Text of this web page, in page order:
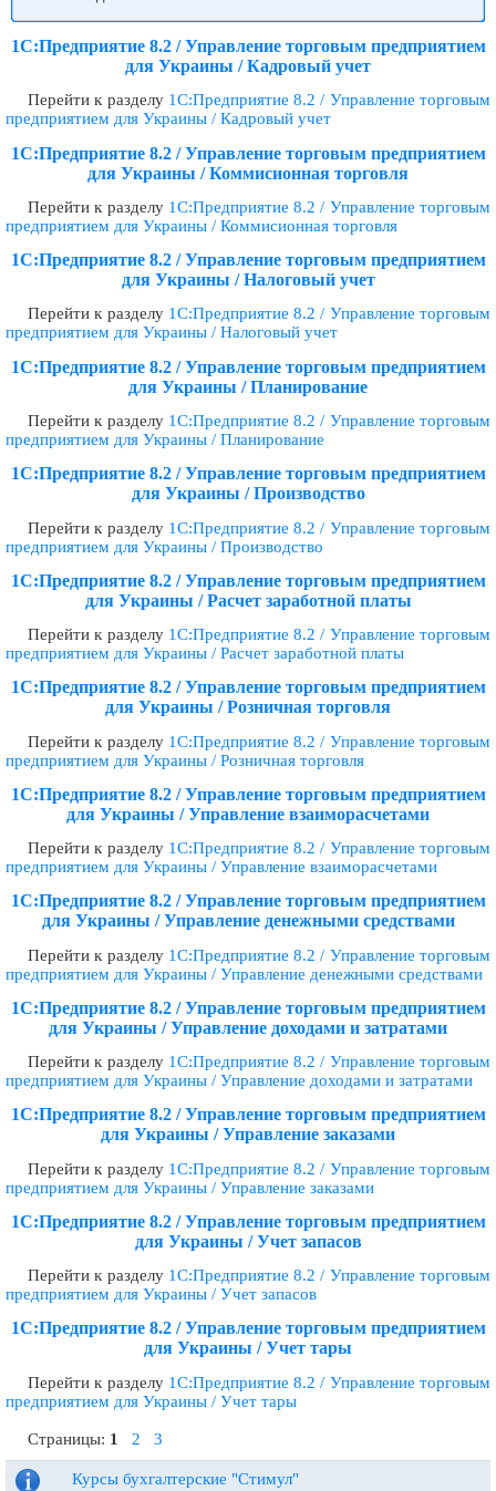
1С:Предприятие 8.2 / Управление торговым предприятием
для Украины / Кадровый учет
Перейти к разделу 1С:Предприятие 8.2 / Управление торговым
предприятием для Украины / Кадровый учет
1С:Предприятие 8.2 / Управление торговым предприятием
для Украины / Коммисионная торговля
Перейти к разделу 1С:Предприятие 8.2 / Управление торговым
предприятием для Украины / Коммисионная торговля
1С:Предприятие 8.2 / Управление торговым предприятием
для Украины / Налоговый учет
Перейти к разделу 1С:Предприятие 8.2 / Управление торговым
предприятием для Украины / Налоговый учет
1С:Предприятие 8.2 / Управление торговым предприятием
для Украины / Планирование
Перейти к разделу 1С:Предприятие 8.2 / Управление торговым
предприятием для Украины / Планирование
1С:Предприятие 8.2 / Управление торговым предприятием
для Украины / Производство
Перейти к разделу 1С:Предприятие 8.2 / Управление торговым
предприятием для Украины / Производство
1С:Предприятие 8.2 / Управление торговым предприятием
для Украины / Расчет заработной платы
Перейти к разделу 1С:Предприятие 8.2 / Управление торговым
предприятием для Украины / Расчет заработной платы
1С:Предприятие 8.2 / Управление торговым предприятием
для Украины / Розничная торговля
Перейти к разделу 1С:Предприятие 8.2 / Управление торговым
предприятием для Украины / Розничная торговля
1С:Предприятие 8.2 / Управление торговым предприятием
для Украины / Управление взаиморасчетами
Перейти к разделу 1С:Предприятие 8.2 / Управление торговым
предприятием для Украины / Управление взаиморасчетами
1С:Предприятие 8.2 / Управление торговым предприятием
для Украины / Управление денежными средствами
Перейти к разделу 1С:Предприятие 8.2 / Управление торговым
предприятием для Украины / Управление денежными средствами
1С:Предприятие 8.2 / Управление торговым предприятием
для Украины / Управление доходами и затратами
Перейти к разделу 1С:Предприятие 8.2 / Управление торговым
предприятием для Украины / Управление доходами и затратами
1С:Предприятие 8.2 / Управление торговым предприятием
для Украины / Управление заказами
Перейти к разделу 1С:Предприятие 8.2 / Управление торговым
предприятием для Украины / Управление заказами
1С:Предприятие 8.2 / Управление торговым предприятием
для Украины / Учет запасов
Перейти к разделу 1С:Предприятие 8.2 / Управление торговым
предприятием для Украины / Учет запасов
1С:Предприятие 8.2 / Управление торговым предприятием
для Украины / Учет тары
Перейти к разделу 1С:Предприятие 8.2 / Управление торговым
предприятием для Украины / Учет тары
Страницы: 1 2 3
Курсы бухгалтерские "Стимул"